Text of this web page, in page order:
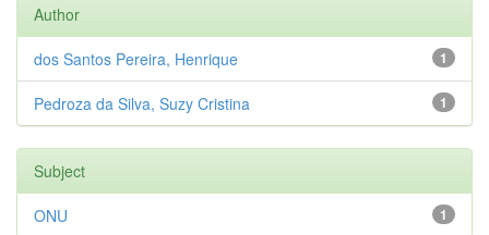
Author
1
dos Santos Pereira, Henrique
1
Pedroza da Silva, Suzy Cristina
Subject
1
ONU